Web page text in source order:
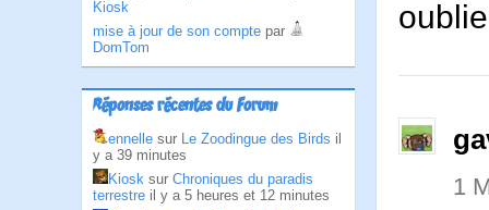
Kiosk
mise à jour de son compte par
DomTom
Réponses récentes du Forum
ennelle sur Le Zoodingue des Birds il
y a 39 minutes
Kiosk sur Chroniques du paradis
terrestre il y a 5 heures et 12 minutes
1